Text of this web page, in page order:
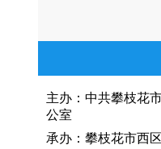
主办：中共攀枝
公室
承办：攀枝花市西